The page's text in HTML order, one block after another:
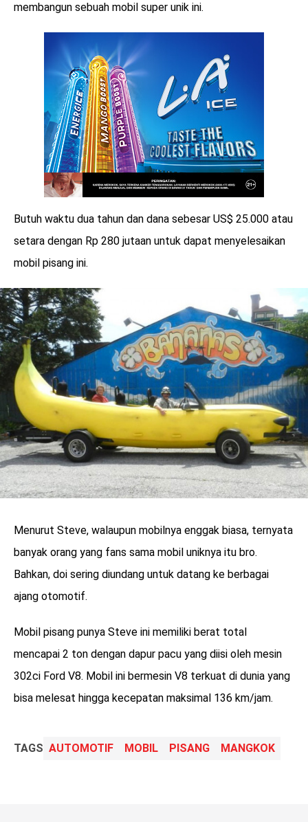
menarik
membangun sebuah mobil super unik ini.
Butuh waktu dua tahun dan dana sebesar US$ 25.000 atau
setara dengan Rp 280 jutaan untuk dapat menyelesaikan
mobil pisang ini.
Menurut Steve, walaupun mobilnya enggak biasa, ternyata
banyak orang yang fans sama mobil uniknya itu bro.
Bahkan, doi sering diundang untuk datang ke berbagai
ajang otomotif.
Mobil pisang punya Steve ini memiliki berat total
mencapai 2 ton dengan dapur pacu yang diisi oleh mesin
302ci Ford V8. Mobil ini bermesin V8 terkuat di dunia yang
bisa melesat hingga kecepatan maksimal 136 km/jam.
TAGS AUTOMOTIF MOBIL PISANG MANGKOK